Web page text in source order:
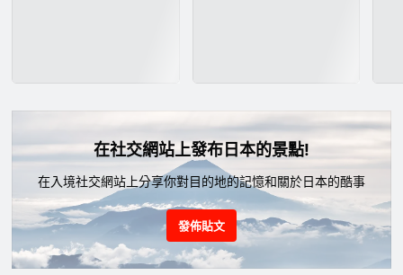
在社交網站上發布日本的景點!
在入境社交網站上分享你對目的地的記憶和關於日本的酷事
發佈貼文